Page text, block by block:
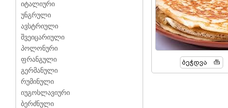
იტალიური
უნგრული
ავსტრიული
შვეიცარიული
პოლონური
ფრანგული
გერმანული
რუმინული
იუგოსლავიური
ბერძნული
Ბეჭდვა